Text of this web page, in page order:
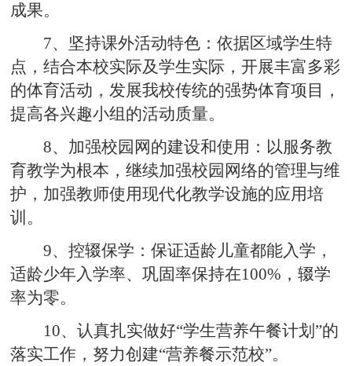
成果。
7、坚持课外活动特色：依据区域学生特
点，结合本校实际及学生实际，开展丰富多彩
的体育活动，发展我校传统的强势体育项目，
提高各兴趣小组的活动质量。
8、加强校园网的建设和使用：以服务教
育教学为根本，继续加强校园网络的管理与维
护，加强教师使用现代化教学设施的应用培
训。
9、控辍保学：保证适龄儿童都能入学，
适龄少年入学率、巩固率保持在100%，辍学
率为零。
10、认真扎实做好“学生营养午餐计划”的
落实工作，努力创建“营养餐示范校”。